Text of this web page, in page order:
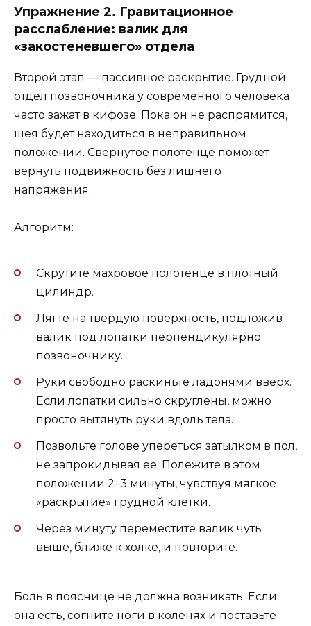
Упражнение 2. Гравитационное
расслабление: валик для
«закостеневшего» отдела
Второй этап — пассивное раскрытие. Грудной
отдел позвоночника у современного человека
часто зажат в кифозе. Пока он не распрямится,
шея будет находиться в неправильном
положении. Свернутое полотенце поможет
вернуть подвижность без лишнего
напряжения.
Алгоритм:
Скрутите махровое полотенце в плотный
цилиндр.
Лягте на твердую поверхность, подложив
валик под лопатки перпендикулярно
позвоночнику.
Руки свободно раскиньте ладонями вверх.
Если лопатки сильно скруглены, можно
просто вытянуть руки вдоль тела.
Позвольте голове упереться затылком в пол,
не запрокидывая ее. Полежите в этом
положении 2–3 минуты, чувствуя мягкое
«раскрытие» грудной клетки.
Через минуту переместите валик чуть
выше, ближе к холке, и повторите.
Боль в пояснице не должна возникать. Если
она есть, согните ноги в коленях и поставьте